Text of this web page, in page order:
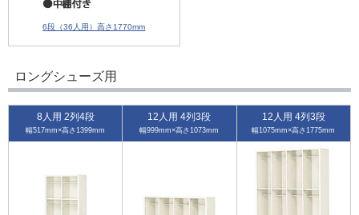
6段（36人用）高さ1770mm
ロングシューズ用
8人用 2列4段
幅517mm×高さ1399mm
12人用 4列3段
幅999mm×高さ1073mm
12人用 4列3段
幅1075mm×高さ1775mm